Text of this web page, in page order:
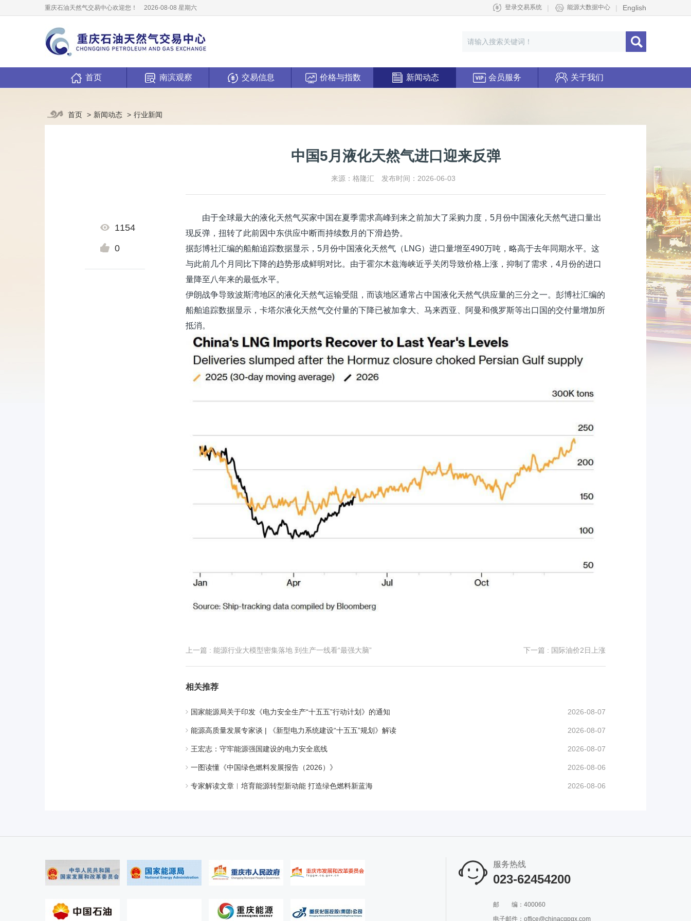
重庆石油天然气交易中心欢迎您！ 2026-08-08 星期六 登录交易系统 | 能源大数据中心 | English
首页 南滨观察 交易信息 价格与指数 新闻动态 会员服务 关于我们
首页 新闻动态 行业新闻
1154
0
中国5月液化天然气进口迎来反弹
来源：格隆汇 发布时间：2026-06-03
由于全球最大的液化天然气买家中国在夏季需求高峰到来之前加大了采购力度，5月份中国液化天然气进口量出
现反弹，扭转了此前因中东供应中断而持续数月的下滑趋势。
据彭博社汇编的船舶追踪数据显示，5月份中国液化天然气（LNG）进口量增至490万吨，略高于去年同期水平。这
与此前几个月同比下降的趋势形成鲜明对比。由于霍尔木兹海峡近乎关闭导致价格上涨，抑制了需求，4月份的进口
量降至八年来的最低水平。
伊朗战争导致波斯湾地区的液化天然气运输受阻，而该地区通常占中国液化天然气供应量的三分之一。 彭博社汇编的
船舶追踪数据显示，卡塔尔液化天然气交付量的下降已被加拿大、马来西亚、阿曼和俄罗斯等出口国的交付量增加所
抵消。
上一篇 : 能源行业大模型密集落地 到生产一线看“最强大脑” 下一篇 : 国际油价2日上涨
相关推荐
2026-08-07
国家能源局关于印发《电力安全生产“十五五”行动计划》的通知
2026-08-07
能源高质量发展专家谈 | 《新型电力系统建设“十五五”规划》解读
2026-08-07
王宏志：守牢能源强国建设的电力安全底线
2026-08-06
一图读懂《中国绿色燃料发展报告（2026）》
2026-08-06
专家解读文章︱培育能源转型新动能 打造绿色燃料新蓝海
服务热线
023-62454200
邮
编：400060
电子邮件：office@chinacqpgx.com